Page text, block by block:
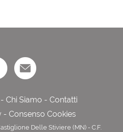
- Chi Siamo - Contatti
- Consenso Cookies
Delle Stiviere (MN) - C.F.